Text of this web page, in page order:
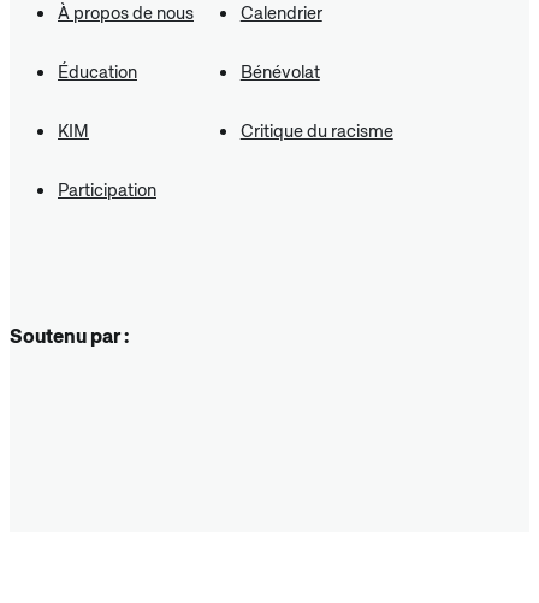
À propos de nous Calendrier
Éducation Bénévolat
KIM Critique du racisme
Participation
Soutenu par :